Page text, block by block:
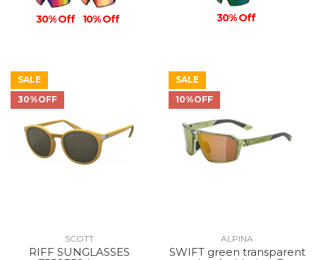
30% Off 10% Off 30% Off
SALE
30%OFF
SCOTT
RIFF SUNGLASSES
SALE
10%OFF
ALPINA
SWIFT green transparent